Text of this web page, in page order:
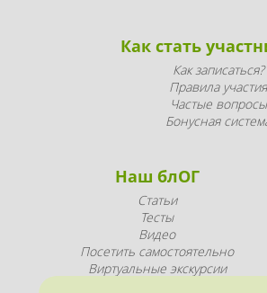
Как стать
Как записаться?
Правила участия
Частые вопросы
Бонусная
Наш блОГ
Статьи
Тесты
Видео
Посетить самостоятельно
Виртуальные экскурсии